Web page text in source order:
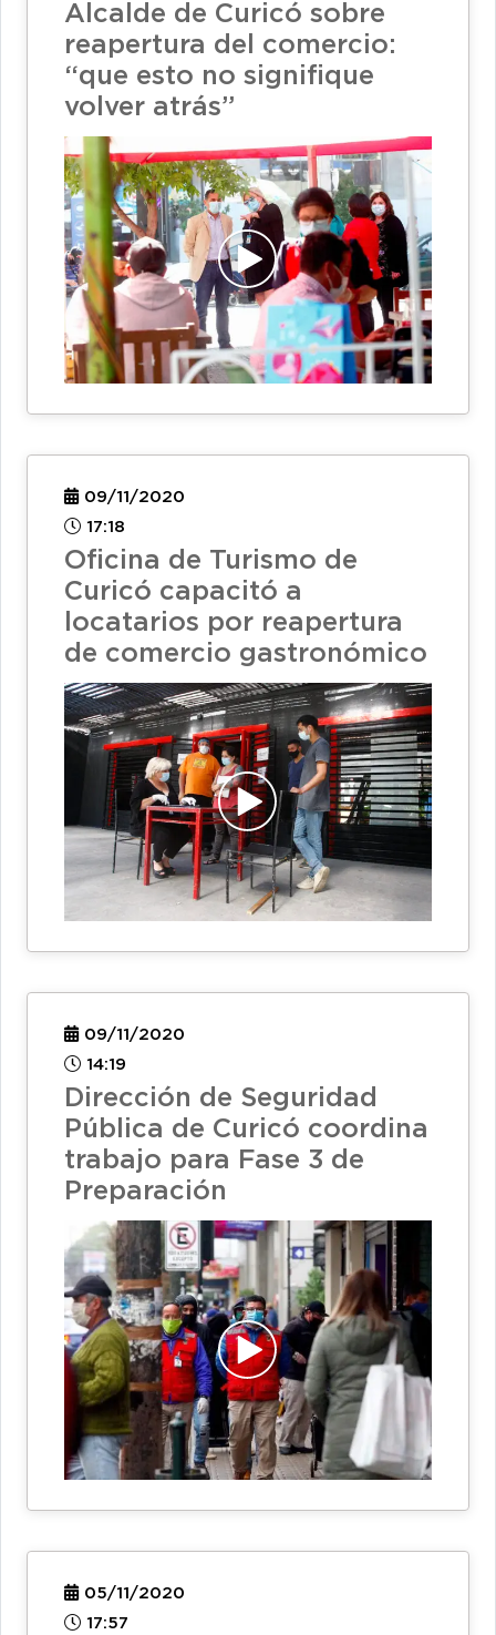
Alcalde de Curicó sobre
reapertura del comercio:
“que esto no signifique
volver atrás”
09/11/2020
17:18
Oficina de Turismo de
Curicó capacitó a
locatarios por reapertura
de comercio gastronómico
09/11/2020
14:19
Dirección de Seguridad
Pública de Curicó coordina
trabajo para Fase 3 de
Preparación
05/11/2020
17:57